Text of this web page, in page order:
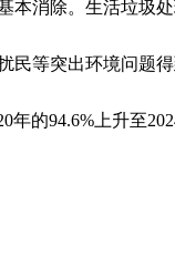
本消除。生活垃圾
民等突出环境问题
年的94.6% 上升至